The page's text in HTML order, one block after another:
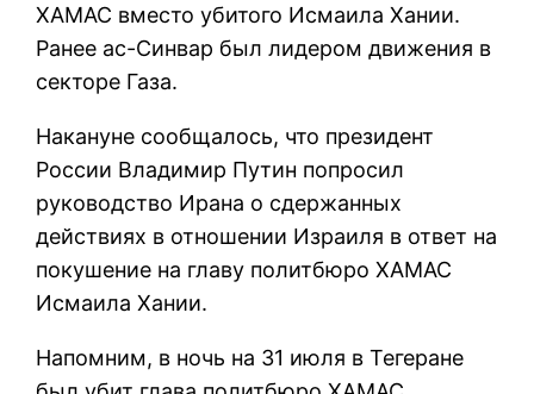
ХАМАС вместо убитого Исмаила Хании.
Ранее ас-Синвар был лидером движения в
секторе Газа.
Накануне сообщалось, что президент
России Владимир Путин попросил
руководство Ирана о сдержанных
действиях в отношении Израиля в ответ на
покушение на главу политбюро ХАМАС
Исмаила Хании.
Напомним, в ночь на 31 июля в Тегеране